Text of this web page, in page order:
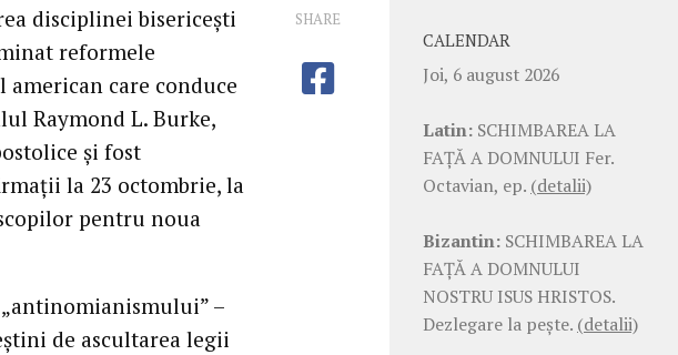
disciplinei bisericeşti
reformele
care conduce
Raymond L. Burke,
şi fost
la 23 octombrie, la
pentru noua
–
de ascultarea legii
SHARE
CALENDAR
Joi, 6 august 2026
Latin: SCHIMBAREA LA
FAŢĂ A DOMNULUI Fer.
Octavian, ep. (detalii)
Bizantin: SCHIMBAREA LA
FAŢĂ A DOMNULUI
NOSTRU ISUS HRISTOS.
Dezlegare la pește. (detalii)